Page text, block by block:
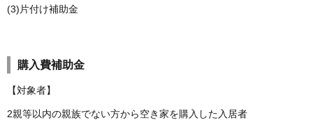
(3)片付け補助金
購入費補助金
【対象者】
2親等以内の親族でない方から空き家を購入した入居者